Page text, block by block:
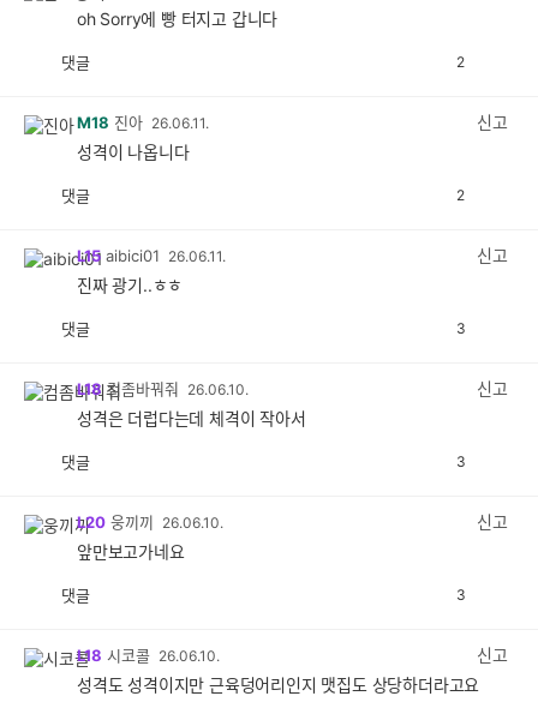
oh Sorry에 빵 터지고 갑니다
댓글 2
M18 진아 26.06.11.
신고
성격이 나옵니다
댓글 2
L15 aibici01 26.06.11.
신고
진짜 광기..ㅎㅎ
댓글 3
L18 컴좀바꿔줘 26.06.10.
신고
성격은 더럽다는데 체격이 작아서
댓글 3
L20 웅끼끼 26.06.10.
신고
앞만보고가네요
댓글 3
L18 시코콜 26.06.10.
신고
성격도 성격이지만 근육덩어리인지 맷집도 상당하더라고요